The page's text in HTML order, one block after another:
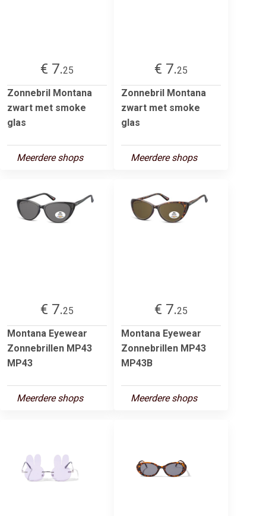
€ 7.25
Zonnebril Montana
zwart met smoke
glas
Meerdere shops
€ 7.25
Zonnebril Montana
zwart met smoke
glas
Meerdere shops
€ 7.25
Montana Eyewear
Zonnebrillen MP43
MP43
Meerdere shops
€ 7.25
Montana Eyewear
Zonnebrillen MP43
MP43B
Meerdere shops